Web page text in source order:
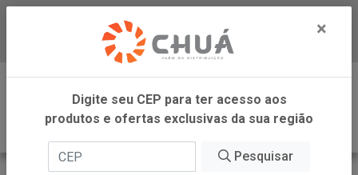
Baixe já nosso APP
0
×
Digite seu CEP para ter acesso aos
produtos e ofertas exclusivas da sua região
Pesquisar